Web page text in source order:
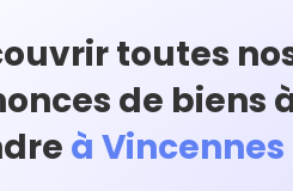
toutes
de biens
à Vincennes